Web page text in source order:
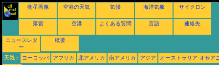
衛星画像 空港の天気 気候 海洋気象 サイクロン
落雷 空港 よくある質問 言語 連絡先
ニュースレタ
ー
概要
天気 : ヨーロッパ アフリカ 北アメリカ 南アメリカ アジア
オーストラリア-オセア